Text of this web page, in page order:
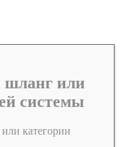
шланг или
системы
категории